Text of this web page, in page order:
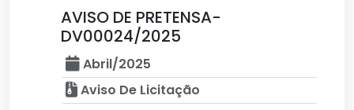
AVISO DE PRETENSA-
DV00024/2025
Abril/2025
Aviso De Licitação